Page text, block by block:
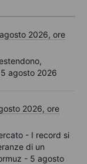
2026, ore
agosto 2026
2026, ore
- I record si
di un
- 5 agosto